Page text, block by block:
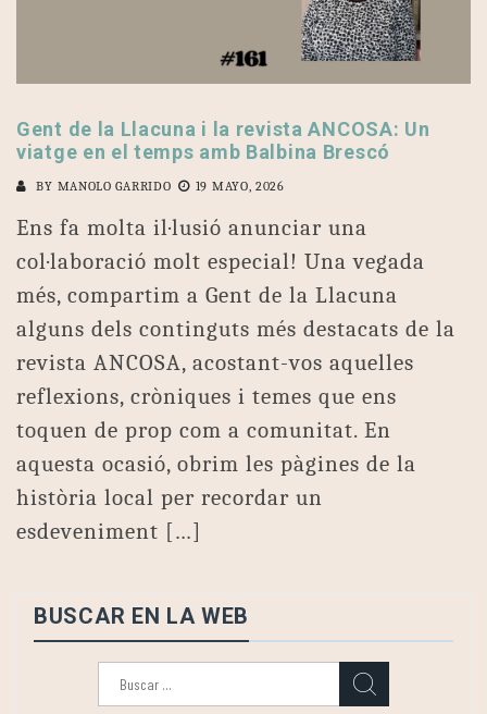
Gent de la Llacuna i la revista ANCOSA: Un
viatge en el temps amb Balbina Brescó
BY MANOLO GARRIDO 19 MAYO, 2026
Ens fa molta il·lusió anunciar una
col·laboració molt especial! Una vegada
més, compartim a Gent de la Llacuna
alguns dels continguts més destacats de la
revista ANCOSA, acostant-vos aquelles
reflexions, cròniques i temes que ens
toquen de prop com a comunitat. En
aquesta ocasió, obrim les pàgines de la
història local per recordar un
esdeveniment […]
BUSCAR EN LA WEB